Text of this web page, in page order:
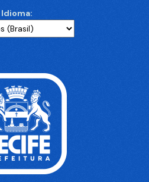
Idioma